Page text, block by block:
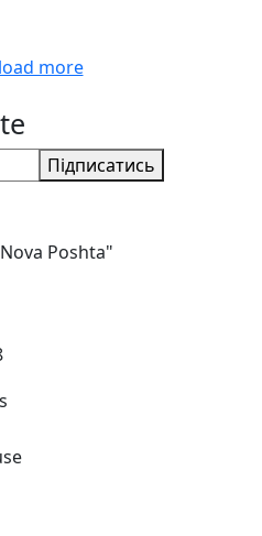
more
Підписатись
Poshta"